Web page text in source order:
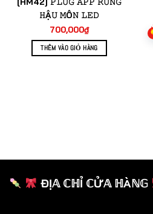
𝙷Ậ𝚄 𝙼Ô𝙽 𝙻𝙴𝙳
700,000₫
THÊM VÀO GIỎ HÀNG
ĐỊ𝔸 ℂℍỈ ℂỬ𝔸 ℍÀℕ𝔾